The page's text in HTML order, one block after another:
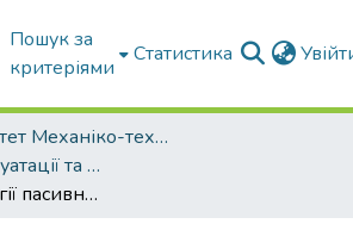
Пошук за
критеріями
Статистика
Факультет Механіко-технологічний
Кафедра Експлуатації та технічного сервісу машин
Аналіз технології пасивного компостування органічних відходів у буртах.